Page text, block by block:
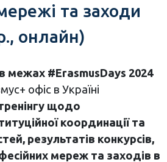
та заходи
онлайн)
межах #ErasmusDays 2024
офіс в Україні
щодо
координації та
результатів конкурсів,
мереж та заходів в